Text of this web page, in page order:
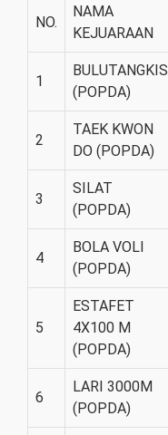
NO.
NAMA
KEJUARAAN
1
BULUTANGKIS
(POPDA)
2
TAEK KWON
DO (POPDA)
3
SILAT
(POPDA)
4
BOLA VOLI
(POPDA)
5
ESTAFET
4X100 M
(POPDA)
6
LARI 3000M
(POPDA)